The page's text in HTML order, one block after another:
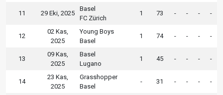
11 29 Eki, 2025
Basel
FC Zürich
1 73 - - - -
12
02 Kas,
2025
Young Boys
Basel
1 74 - - - -
13
09 Kas,
2025
Basel
Lugano
1 45 - - - -
14
23 Kas,
2025
Grasshopper
Basel
- 31 - - - -